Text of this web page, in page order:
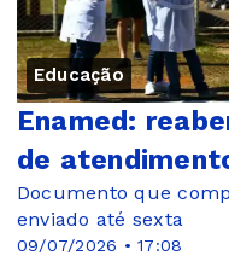
Educação
09/07/2026 • 17:08
Enamed:
de
Documento que
enviado até sexta